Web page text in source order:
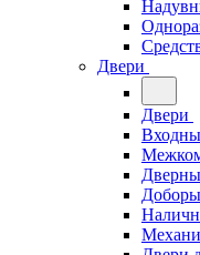
Двери
Двери
Доборы